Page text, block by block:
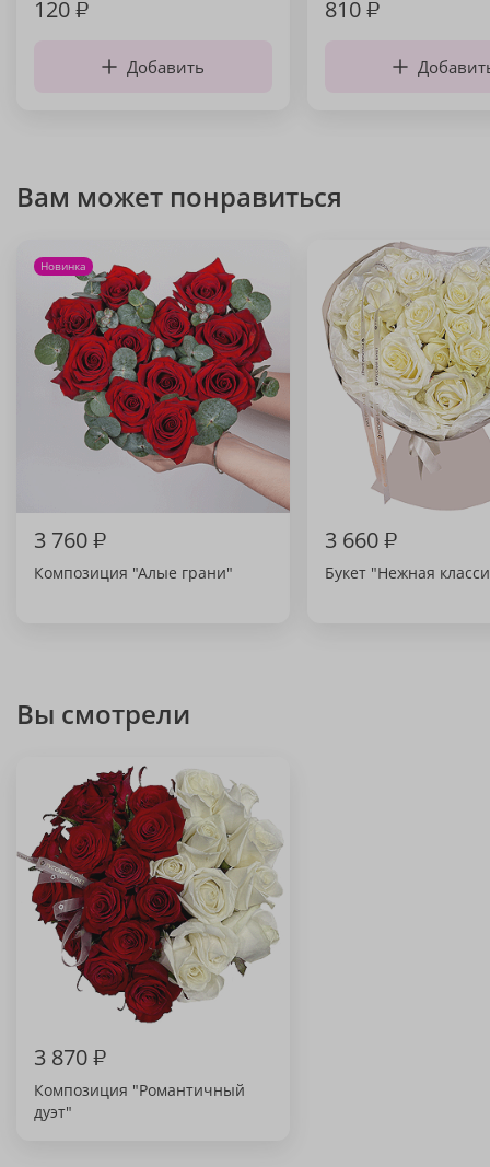
120₽
Добавить
810₽
Вам может понравиться
Новинка
3 760₽
Композиция "Алые грани"
3 660₽
Букет "Нежная
Вы смотрели
3 870₽
Композиция "Романтичный
дуэт"